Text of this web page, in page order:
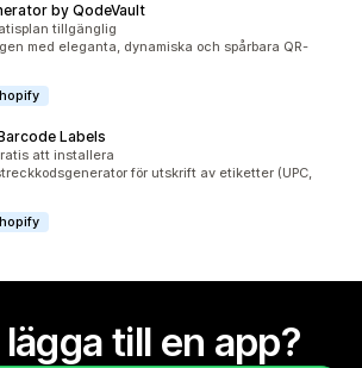
by QodeVault
totalt tillgänglig
med eleganta, dynamiska och spårbara QR-
Labels
totaltatt installera
för utskrift av etiketter (UPC,
till en app?